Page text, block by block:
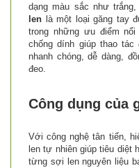
dạng màu sắc như
len là một loại găng tay
trong những ưu điểm
chống dính giúp thao
nhanh chóng, dễ dàng,
đeo.
Công dụng của
Với công nghệ tân tiến,
len tự nhiên giúp tiêu diệt
từng sợi len nguyên liệu